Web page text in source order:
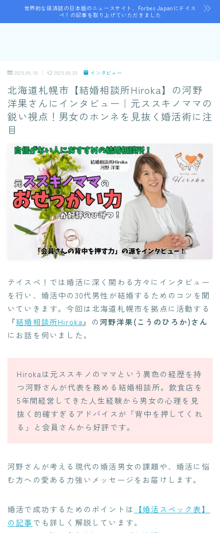
世界的な経済誌の日本版のニュースサイト、Forbes Japanにテイス
ペ！の記事を取り上げていただきました
2025.09.10 2025.09.29 インタビュー
北海道札幌市【結婚相談所Hiroka】の河野
洋果さんにインタビュー｜元ススキノママの
鋭い視点！男女のホンネを見抜く婚活術に注
目
テイスペ！では婚活に深く関わる方々にインタビュー
を行い、婚活中の30代男性が結婚するためのコツを聞
いていきます。今回は北海道札幌市を拠点に活動する
『結婚相談所Hiroka 』の 河野洋果(こうのひろか)さん
にお話を伺いました。
Hirokaは元ススキノのママという異色の経歴を持
つ河野さんが代表を務める結婚相談所。飲食店を
5年間経営してきた人生経験から男女の心理を見
抜く的確すぎるアドバイスが「背中を押してくれ
る」と会員さんから好評です。
河野さんが考える現代の婚活男女の課題や、婚活に悩
む方への愛ある力強いメッセージをお届けします。
婚活で成功するためのポイントは
【婚活スペック表】
の記事でも詳しく解説しています。